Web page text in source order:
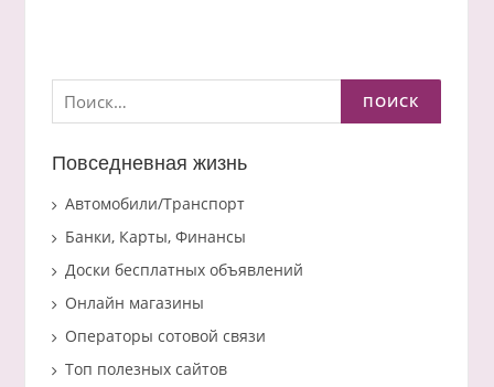
Найти:
Повседневная жизнь
Автомобили/Транспорт
Банки, Карты, Финансы
Доски бесплатных объявлений
Онлайн магазины
Операторы сотовой связи
Топ полезных сайтов